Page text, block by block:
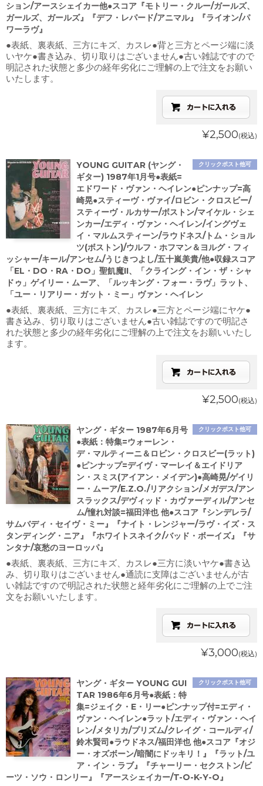
ション/アースシェイカー他●スコア『モトリー・クルー/ガールズ、
ガールズ、ガールズ』『デフ・レパード/アニマル』『ライオン/パ
ワーラヴ』
●表紙、裏表紙、三方にキズ、カスレ●背と三方とページ端に淡
いヤケ●書き込み、切り取りはございません●古い雑誌ですので
明記された状態と多少の経年劣化にご理解の上で注文をお願い
いたします。
¥2,500(税込)
クリックポスト他可
YOUNG GUITAR (ヤング・
ギター) 1987年1月号●表紙=
エドワード・ヴァン・ヘイレン●ピンナップ=高
崎晃●スティーヴ・ヴァイ/ロビン・クロスビー/
スティーヴ・ルカサー/ボストン/マイケル・シェ
ンカー/エディ・ヴァン・ヘイレン/イングヴェ
イ・マルムスティーン/ラウドネス/トム・ショル
ツ(ボストン)/ウルフ・ホフマン＆ヨルグ・フィ
ッシャー/キール/アンセム/うじきつよし/五十嵐美貴/他●収録スコア
「EL・DO・RA・DO」聖飢魔II、「クライング・イン・ザ・シャ
ドゥ」ゲイリー・ムーア、「ルッキング・フォー・ラヴ」ラット、
「ユー・リアリー・ガット・ミー」ヴァン・ヘイレン
●表紙、裏表紙、三方にキズ、カスレ●三方とページ端にヤケ●
書き込み、切り取りはございません●古い雑誌ですので明記さ
れた状態と多少の経年劣化にご理解の上で注文をお願いいたし
ます。
¥2,500(税込)
クリックポスト他可
ヤング・ギター 1987年6月号
●表紙：特集=ウォーレン・
デ・マルティーニ＆ロビン・クロスビー(ラット)
●ピンナップ=デイヴ・マーレイ＆エイドリア
ン・スミス(アイアン・メイデン)●高崎晃/ゲイリ
ー・ムーア/E.Z.O./リアクション/メガデス/アン
スラックス/デヴィッド・カヴァーディル/アンセ
ム/憧れ対談=福田洋也 他●スコア『シンデレラ/
サムバディ・セイヴ・ミー』『ナイト・レンジャー/ラヴ・イズ・ス
タンディング・ニア』『ホワイトスネイク/バッド・ボーイズ』『サ
ンタナ/哀愁のヨーロッパ』
●表紙、裏表紙、三方にキズ、カスレ●三方に淡いヤケ●書き込
み、切り取りはございません●通読に支障はございませんが古
い雑誌ですので明記された状態と経年劣化にご理解の上でご注
文をお願いいたします。
¥3,000(税込)
クリックポスト他可
ヤング・ギター YOUNG GUI
TAR 1986年6月号●表紙：特
集=ジェイク・E・リー●ピンナップ付=エディ・
ヴァン・ヘイレン●ラット/エディ・ヴァン・ヘイ
レン/メタリカ/プリズム/クレイグ・コールディ/
鈴木賢司●ラウドネス/福田洋也 他●スコア『オジ
ー・オズボーン/暗闇にドッキリ！』『ラット/ユ
ア・イン・ラブ』『チャーリー・セクストン/ビ
ーツ・ソウ・ロンリー』『アースシェイカー/T-O-K-Y-O』